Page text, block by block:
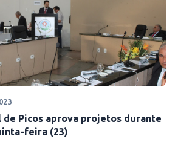
de Picos aprova projetos durante
feira (23)